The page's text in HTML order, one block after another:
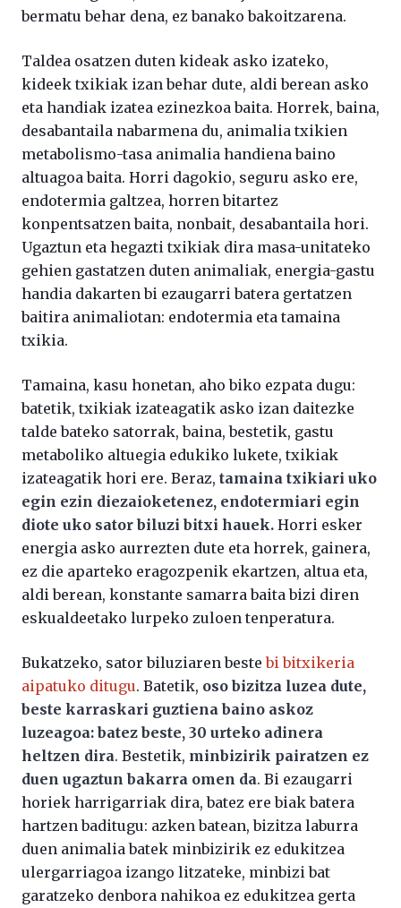
bermatu behar dena, ez banako bakoitzarena.
Taldea osatzen duten kideak asko izateko,
kideek txikiak izan behar dute, aldi berean asko
eta handiak izatea ezinezkoa baita. Horrek, baina,
desabantaila nabarmena du, animalia txikien
metabolismo-tasa animalia handiena baino
altuagoa baita. Horri dagokio, seguru asko ere,
endotermia galtzea, horren bitartez
konpentsatzen baita, nonbait, desabantaila hori.
Ugaztun eta hegazti txikiak dira masa-unitateko
gehien gastatzen duten animaliak, energia-gastu
handia dakarten bi ezaugarri batera gertatzen
baitira animaliotan: endotermia eta tamaina
txikia.
Tamaina, kasu honetan, aho biko ezpata dugu:
batetik, txikiak izateagatik asko izan daitezke
talde bateko satorrak, baina, bestetik, gastu
metaboliko altuegia edukiko lukete, txikiak
izateagatik hori ere. Beraz, tamaina txikiari uko
egin ezin diezaioketenez, endotermiari egin
diote uko sator biluzi bitxi hauek. Horri esker
energia asko aurrezten dute eta horrek, gainera,
ez die aparteko eragozpenik ekartzen, altua eta,
aldi berean, konstante samarra baita bizi diren
eskualdeetako lurpeko zuloen tenperatura.
Bukatzeko, sator biluziaren bestebi bitxikeria
aipatuko ditugu. Batetik, oso bizitza luzea dute,
beste karraskari guztiena baino askoz
luzeagoa: batez beste, 30 urteko adinera
heltzen dira. Bestetik, minbizirik pairatzen ez
duen ugaztun bakarra omen da. Bi ezaugarri
horiek harrigarriak dira, batez ere biak batera
hartzen baditugu: azken batean, bizitza laburra
duen animalia batek minbizirik ez edukitzea
ulergarriagoa izango litzateke, minbizi bat
garatzeko denbora nahikoa ez edukitzea gerta